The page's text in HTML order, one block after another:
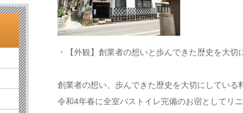
・【外観】創業者の想いと歩んできた歴史を大切
創業者の想い、歩んできた歴史を大切にしている
令和4年春に全室バストイレ完備のお宿としてリ